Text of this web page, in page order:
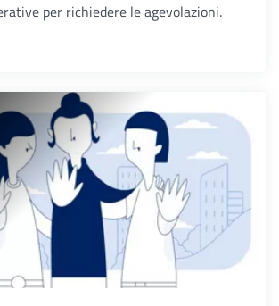
per richiedere le agevolazioni.